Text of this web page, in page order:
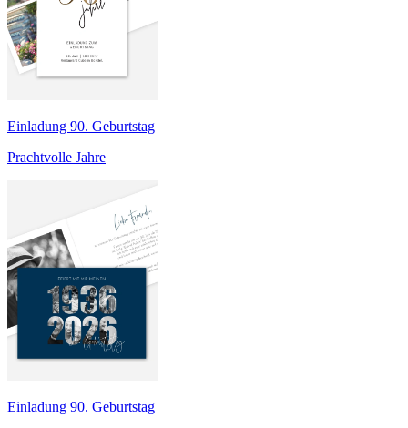
Einladung 90. Geburtstag
Prachtvolle Jahre
Einladung 90. Geburtstag